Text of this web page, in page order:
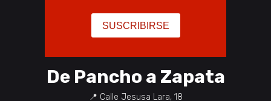
De Pancho a Zapata
📍 Calle Jesusa Lara, 18